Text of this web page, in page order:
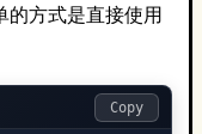
方式是直接使用
Copy